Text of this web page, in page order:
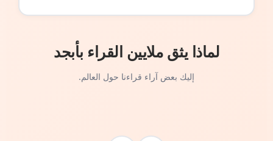
لماذا يثق ملايين القراء بأبجد
إليك بعض آراء قراءنا حول العالم.